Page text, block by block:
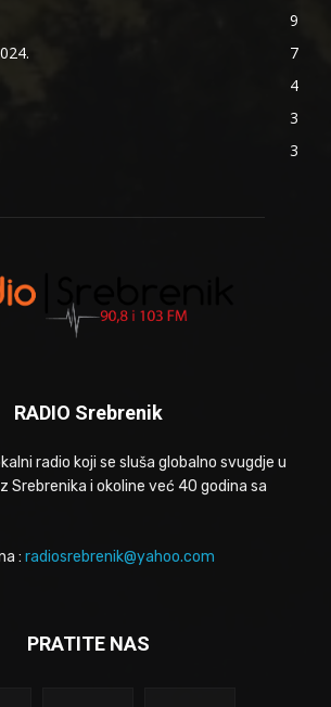
9
7
4
3
3
RADIO Srebrenik
radio koji se sluša globalno svugdje u
Srebrenika i okoline već 40 godina sa
: radiosrebrenik@yahoo.com
PRATITE NAS